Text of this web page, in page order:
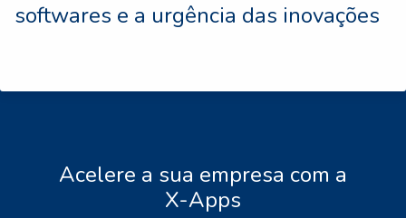
softwares e a urgência das inovações
Acelere a sua empresa com a
X-Apps